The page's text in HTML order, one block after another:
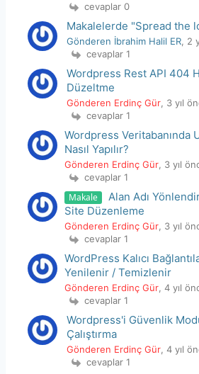
cevaplar 0
Makalelerde "Spread the
Gönderen İbrahim Halil ER , 2
cevaplar 1
Wordpress Rest API 404
Düzeltme
Gönderen Erdinç Gür, 3 yıl
cevaplar 1
Wordpress Veritabanında
Nasıl Yapılır?
Gönderen Erdinç Gür , 3 yıl
cevaplar 1
Makale
Alan Adı
Site Düzenleme
Gönderen Erdinç Gür , 3 yıl
cevaplar 1
WordPress Kalıcı
Yenilenir / Temizlenir
Gönderen Erdinç Gür , 4 yıl
cevaplar 1
Wordpress'i Güvenlik
Çalıştırma
Gönderen Erdinç Gür, 4 yıl
cevaplar 1